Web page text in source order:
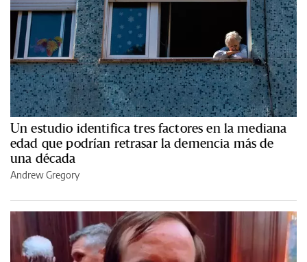
Un estudio identifica tres factores en la mediana
edad que podrían retrasar la demencia más de
una década
Andrew Gregory